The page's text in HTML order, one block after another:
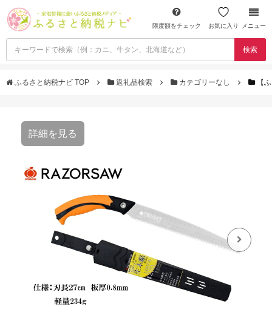
限度額をチェック お気に入り メニュー
検索
ふるさと納税ナビ TOP 返礼品検索 カテゴリーなし 【
詳細を見る